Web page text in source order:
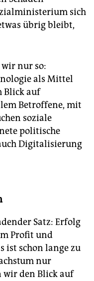
sich
übrig bleibt,
nur so:
als Mittel
Blick auf
Betroffene, mit
soziale
politische
Digitalisierung
Satz: Erfolg
Profit und
ist schon lange zu
nur
wir den Blick auf